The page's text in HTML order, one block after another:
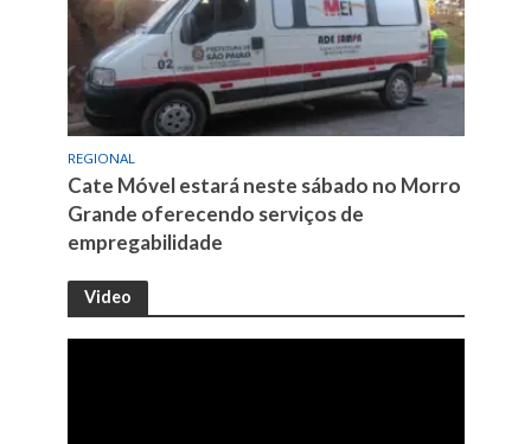
REGIONAL
Cate Móvel estará neste sábado no Morro
Grande oferecendo serviços de
empregabilidade
Video